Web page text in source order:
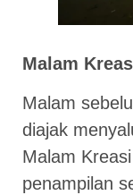
Malam
Malam
diajak
Malam
penampilan